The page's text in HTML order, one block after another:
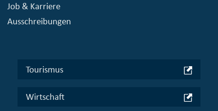
Job & Karriere
Ausschreibungen
Tourismus
Wirtschaft